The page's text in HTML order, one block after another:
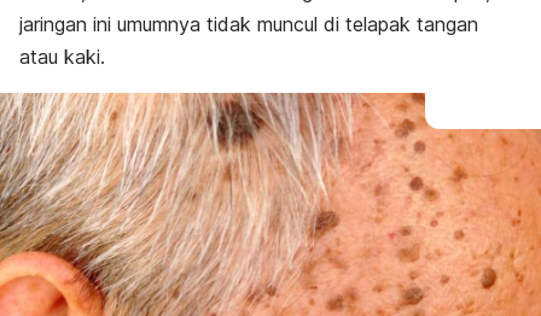
jaringan ini umumnya tidak muncul di telapak tangan
atau kaki.